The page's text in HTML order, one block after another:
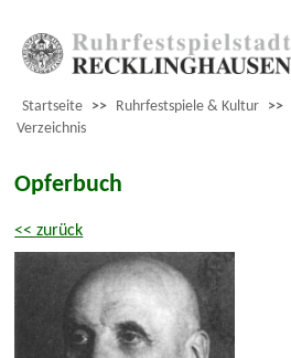
Startseite >> Ruhrfestspiele & Kultur >>
Verzeichnis
Opferbuch
<< zurück